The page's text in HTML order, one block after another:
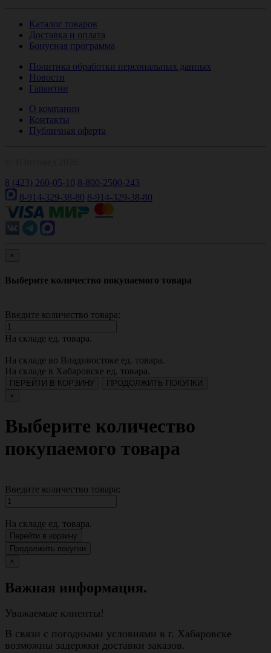
Каталог товаров
Доставка и оплата
Бонусная программа
Политика обработки персональных данных
Новости
Гарантии
О компании
Контакты
Публичная оферта
8 (423) 260-05-10 8-800-2500-243
8-914-329-38-80 8-914-329-38-80
×
Выберите количество покупаемого товара
Введите количество товара:
На складе ед. товара.
На складе во Владивостоке ед. товара.
На складе в Хабаровске ед. товара.
ПЕРЕЙТИ В КОРЗИНУ
ПРОДОЛЖИТЬ ПОКУПКИ
×
Выберите количество
покупаемого товара
Введите количество товара:
На складе ед. товара.
Перейти в корзину
Продолжить покупки
×
Важная информация.
Уважаемые клиенты!
В связи с погодными условиями в г. Хабаровске
возможны задержки доставки заказов.